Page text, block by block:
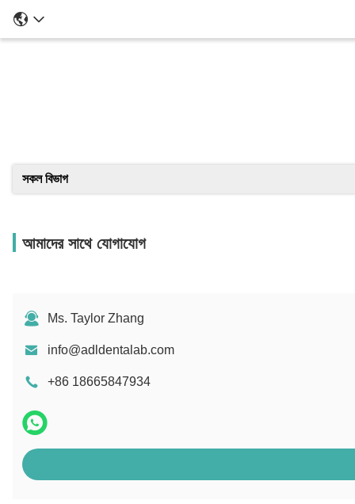
সকল বিভাগ
আমাদের সাথে যোগাযোগ
Ms. Taylor Zhang
info@adldentalab.com
+86 18665847934